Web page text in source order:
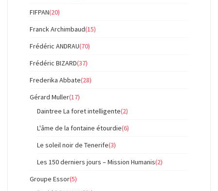
FIFPAN(20)
Franck Archimbaud(15)
Frédéric ANDRAU(70)
Frédéric BIZARD(37)
Frederika Abbate(28)
Gérard Muller(17)
Daintree La foret intelligente(2)
L'âme de la fontaine étourdie(6)
Le soleil noir de Tenerife(3)
Les 150 derniers jours – Mission Humanis(2)
Groupe Essor(5)